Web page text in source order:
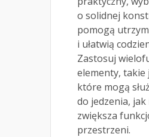
o solidnej
pomogą
i ułatwią
Zastosuj
elementy, takie
które mogą
do jedzenia, jak
zwiększa
przestrzeni.